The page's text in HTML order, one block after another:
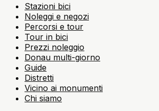
Stazioni bici
Noleggi e negozi
Percorsi e tour
Tour in bici
Prezzi noleggio
Donau multi-giorno
Guide
Distretti
Vicino ai monumenti
Chi siamo